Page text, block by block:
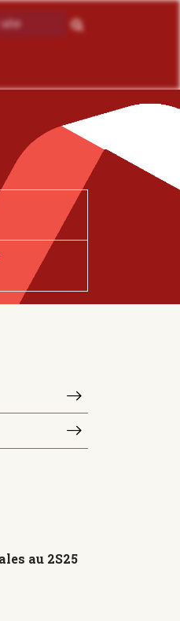
au 2S25